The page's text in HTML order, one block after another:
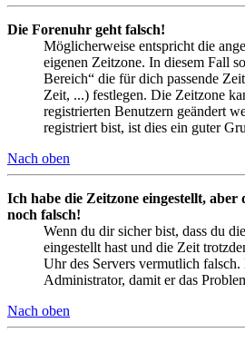
Die Forenuhr geht falsch!
Möglicherweise entspricht die
eigenen Zeitzone. In diesem Fall
Bereich“ die für dich passende
Zeit, ...) festlegen. Die Zeitzone
registrierten Benutzern geändert
registriert bist, ist dies ein guter
Nach oben
Ich habe die Zeitzone eingestellt,
noch falsch!
Wenn du dir sicher bist, dass du
eingestellt hast und die Zeit
Uhr des Servers vermutlich
Administrator, damit er das
Nach oben